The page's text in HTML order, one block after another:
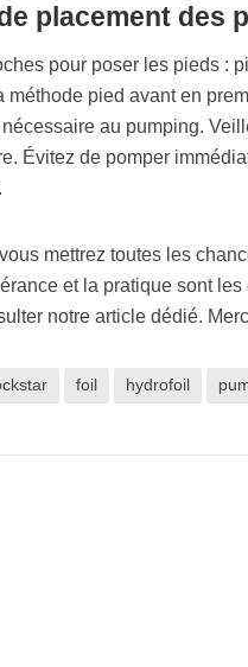
placement des
pour poser les pieds :
méthode pied avant en
au pumping.
Évitez de pomper
mettrez toutes les
et la pratique sont
notre article dédié.
foil hydrofoil